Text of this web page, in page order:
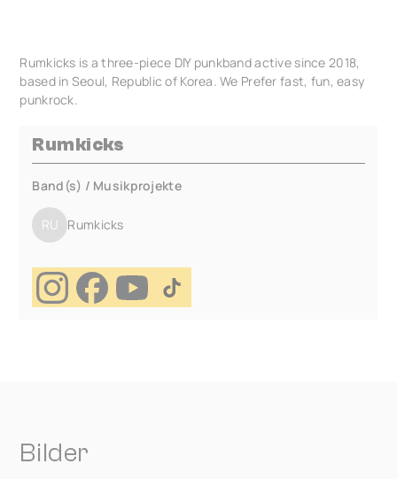
Rumkicks is a three-piece DIY punkband active since 2018,
based in Seoul, Republic of Korea. We Prefer fast, fun, easy
punkrock.
Rumkicks
Band(s) / Musikprojekte
RU Rumkicks
Bilder